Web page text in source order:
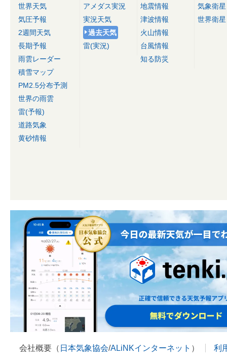
世界天気
気圧予報
2週間天気
長期予報
雨雲レーダー
積雪マップ
PM2.5分布予測
世界の雨雲
雷(予報)
道路気象
黄砂情報
アメダス実況
実況天気
過去天気
雷(実況)
地震情報
津波情報
火山情報
台風情報
知る防災
気象衛星
世界衛星
会社概要（ 日本気象協会/ALiNKインターネット ） 利